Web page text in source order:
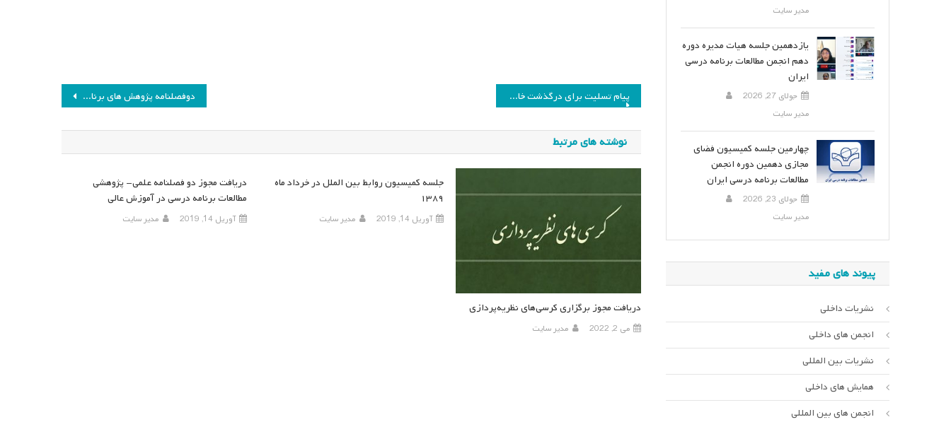
راهبری
نوشته
دوفصلنامه پژوهش های برنامه درسی شماره ۱۹ پیام تسلیت برای درگذشت خانم دکتر بی بی عشرت زمانی
نوشته های مرتبط
دریافت مجوز دو فصلنامه علمی- پژوهشی
مطالعات برنامه درسی در آموزش عالی
آوریل 14, 2019 مدیر سایت
جلسه کمیسیون روابط بین الملل در خرداد ماه
۱۳۸۹
آوریل 14, 2019 مدیر سایت
دریافت مجوز برگزاری کرسی‌های نظریه‌پردازی
می 2, 2022 مدیر سایت
مدیر سایت
یازدهمین جلسه هیات مدیره دوره
دهم انجمن مطالعات برنامه درسی
ایران
جولای 27, 2026
مدیر سایت
چهارمین جلسه کمیسیون فضای
مجازی دهمین دوره انجمن
مطالعات برنامه درسی ایران
جولای 23, 2026
مدیر سایت
پیوند های مفید
نشریات داخلی
انجمن های داخلی
نشریات بین المللی
همایش های داخلی
انجمن های بین المللی